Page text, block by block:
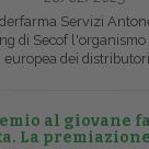
Servizi
di Secof
europea dei
al giovane
La